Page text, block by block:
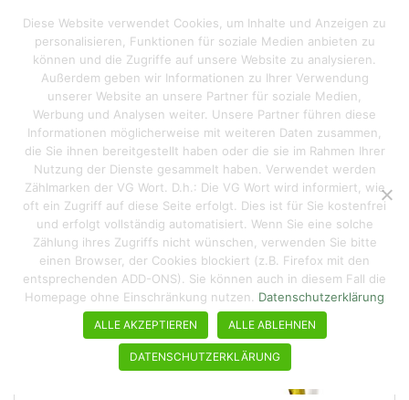
Reisen macht hungrig
Diese Website verwendet Cookies, um Inhalte und Anzeigen zu
personalisieren, Funktionen für soziale Medien anbieten zu
können und die Zugriffe auf unsere Website zu analysieren.
Außerdem geben wir Informationen zu Ihrer Verwendung
unserer Website an unsere Partner für soziale Medien,
Werbung und Analysen weiter. Unsere Partner führen diese
Informationen möglicherweise mit weiteren Daten zusammen,
die Sie ihnen bereitgestellt haben oder die sie im Rahmen Ihrer
Nutzung der Dienste gesammelt haben. Verwendet werden
Zählmarken der VG Wort. D.h.: Die VG Wort wird informiert, wie
oft ein Zugriff auf diese Seite erfolgt. Dies ist für Sie kostenfrei
und erfolgt vollständig automatisiert. Wenn Sie eine solche
Zählung ihres Zugriffs nicht wünschen, verwenden Sie bitte
einen Browser, der Cookies blockiert (z.B. Firefox mit den
entsprechenden ADD-ONS). Sie können auch in diesem Fall die
Homepage ohne Einschränkung nutzen. Datenschutzerklärung
ALLE AKZEPTIEREN ALLE ABLEHNEN
DATENSCHUTZERKLÄRUNG